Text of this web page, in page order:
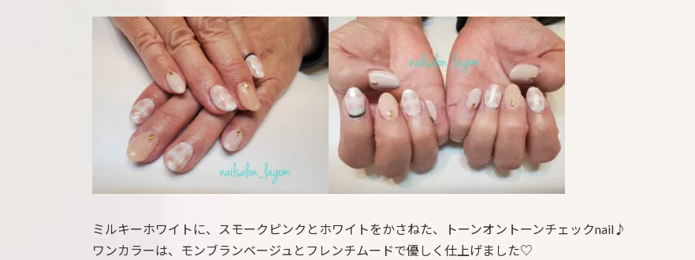
新
:
ミルキーホワイトに、スモークピンクとホワイトをかさねた、トーンオントーンチェックnail♪
ワンカラーは、モンブランベージュとフレンチムードで優しく仕上げました♡